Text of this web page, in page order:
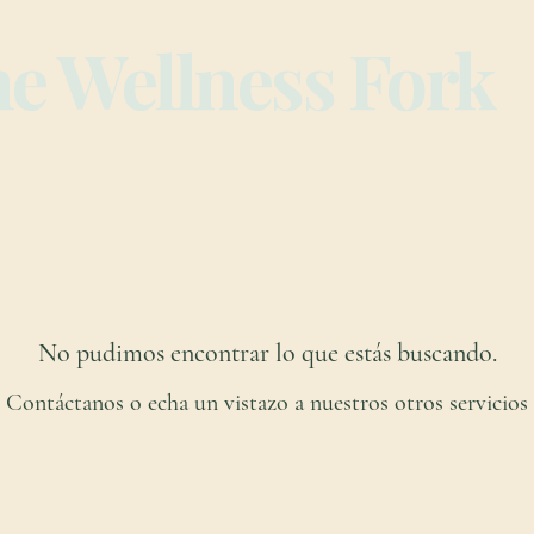
Wellness Fork
No pudimos encontrar lo que estás buscando.
Contáctanos o echa un vistazo a nuestros otros servicios